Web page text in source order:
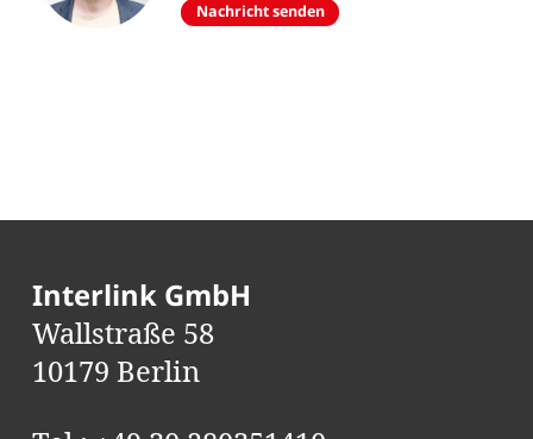
Nachricht senden
Interlink GmbH
Wallstraße 58
10179 Berlin